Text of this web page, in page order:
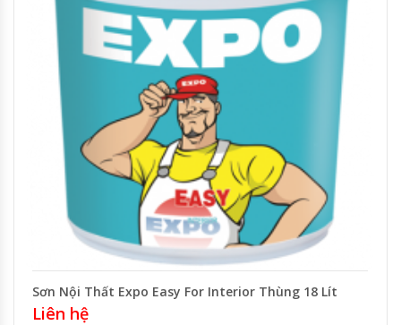
Sơn Nội Thất Expo Easy For Interior Thùng 18 Lít
Liên hệ